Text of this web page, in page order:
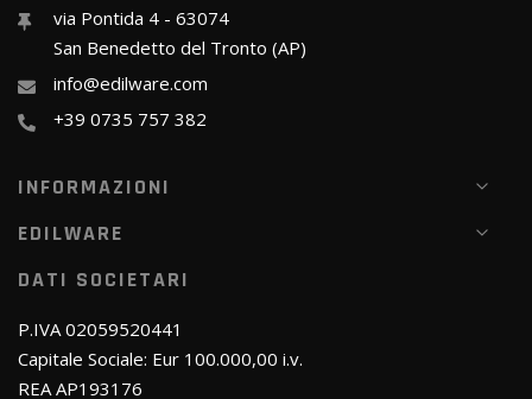
via Pontida 4 - 63074
San Benedetto del Tronto (AP)
info@edilware.com
+39 0735 757 382
INFORMAZIONI
EDILWARE
DATI SOCIETARI
P.IVA 02059520441
Capitale Sociale: Eur 100.000,00 i.v.
REA AP193176